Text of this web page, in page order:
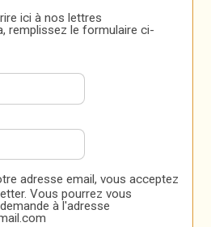
ici à nos lettres
remplissez le formulaire ci-
adresse email, vous acceptez
Vous pourrez vous
à l'adresse